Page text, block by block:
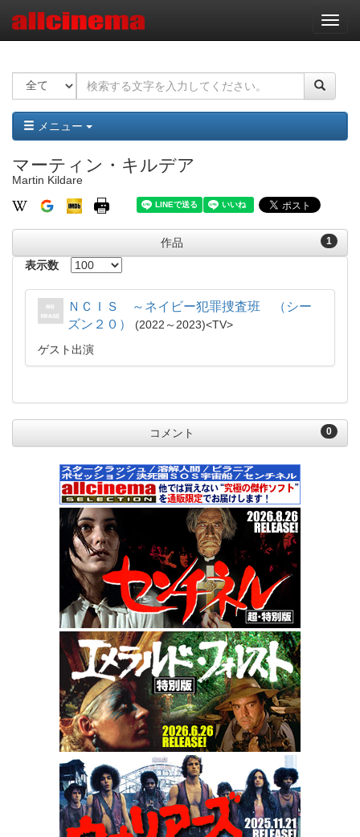
ナ
ビ
ー
ョ
ン
メニュー
マーティン・キルデア
Martin Kildare
1
作品
表示数
ＮＣＩＳ ～ネイビー犯罪捜査班 （シー
ズン２０）
2022～2023
TV
ゲスト出演
0
コメント